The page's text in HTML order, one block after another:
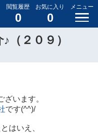
閲覧履歴
0
お気に入り
0
メニュー
（２０９）
ざいます。
です(^^)/
はいえ、